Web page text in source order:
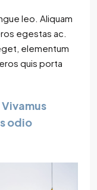
leo. Aliquam
egestas ac.
elementum
quis porta
odio